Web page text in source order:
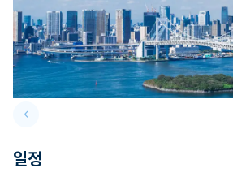
keyboard_arrow_leftPrevious slide
일정